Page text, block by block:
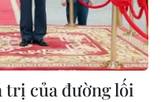
trị của đường lối